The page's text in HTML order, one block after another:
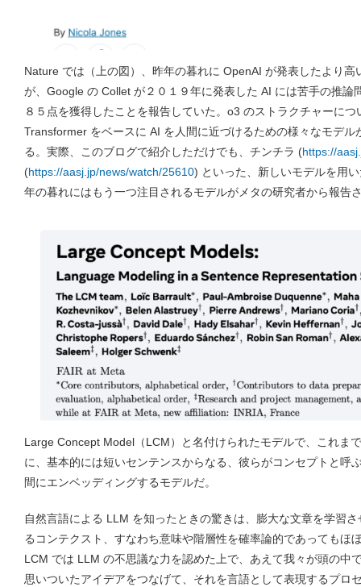
Nature では（上の図）、昨年の暮れに OpenAI が発表したより
が、Google の Collet が２０１９年に発表した AI には苦手の推論
８５点を獲得したことを報告していた。o3 のストラクチャーに
Transformer をベースに AI を人間に近づけるための様々なモデル
る。実際、このブログで紹介しただけでも、チンチラ (https://
(https://aasj.jp/news/watch/25610) といった、新しいモデルを用
年の暮れにはもう一つ注目されるモデルがメタの研究者から報告
Large Concept Model（LCM）と名付けられたモデルで、これま
に、基本的には短いセンテンスからなる、彼らがコンセプトと呼
間にエンベッディングするモデルだ。
自然言語による LLM を知ったときの驚きは、膨大な文章を学習
るコンテクスト、すなわち意味や階層性を確率論的であってもほ
LCM では LLM の不思議な力を認めた上で、あえて我々が頭の中
思いついたアイデアをつなげて、それを言語として表現するプロ